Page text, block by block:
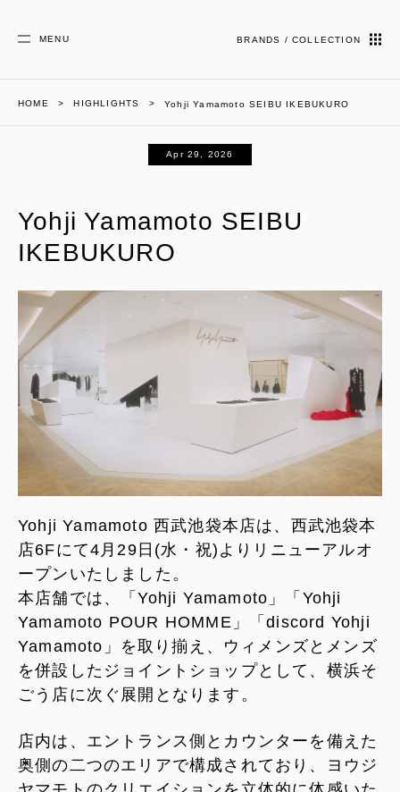
MENU BRANDS / COLLECTION
HOME HIGHLIGHTS Yohji Yamamoto SEIBU IKEBUKURO
Apr 29, 2026
Yohji Yamamoto SEIBU
IKEBUKURO
Yohji Yamamoto 西武池袋本店は、西武池袋本
店6Fにて4月29日(水・祝)よりリニューアルオ
ープンいたしました。
本店舗では、「Yohji Yamamoto」「Yohji
Yamamoto POUR HOMME」「discord Yohji
Yamamoto」を取り揃え、ウィメンズとメンズ
を併設したジョイントショップとして、横浜そ
ごう店に次ぐ展開となります。
店内は、エントランス側とカウンターを備えた
奥側の二つのエリアで構成されており、ヨウジ